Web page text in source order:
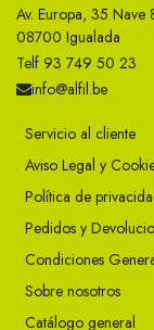
Av. Europa, 35 Nave
08700 Igualada
Telf 93 749 50 23
info@alfil.be
Servicio al cliente
Aviso Legal y
Política de
Pedidos y
Condiciones
Sobre nosotros
Catálogo general